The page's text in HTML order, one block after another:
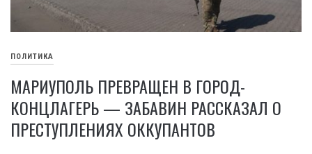
ПОЛИТИКА
МАРИУПОЛЬ ПРЕВРАЩЕН В ГОРОД-
КОНЦЛАГЕРЬ — ЗАБАВИН РАССКАЗАЛ О
ПРЕСТУПЛЕНИЯХ ОККУПАНТОВ